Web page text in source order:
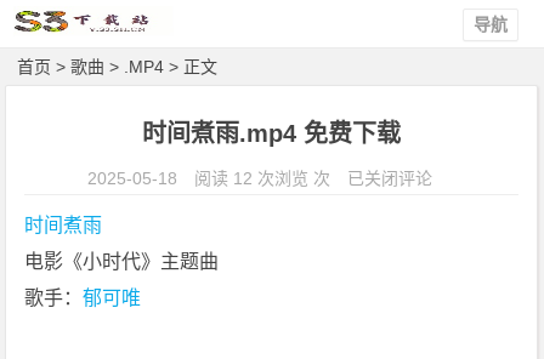
导航
首页 >歌曲 > .MP4 > 正文
时间煮雨.mp4 免费下载
2025-05-18 阅读 12 次浏览 次
时
已关闭评论
时间煮雨
电影《小时代》主题曲
歌手：郁可唯